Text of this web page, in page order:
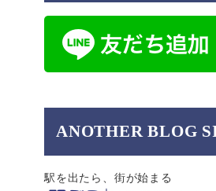
ANOTHER BLOG
駅を出たら、街が始まる